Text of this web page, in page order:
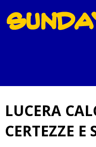
to
content
LUCERA
CERTEZZE E